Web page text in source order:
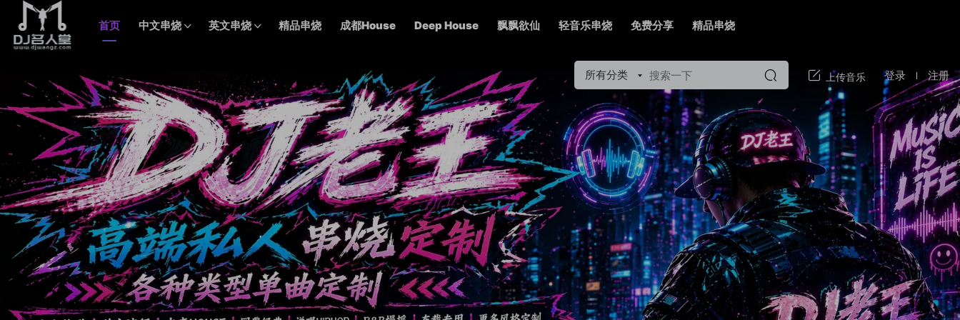
首页 中文串烧 英文串烧 精品串烧 成都House Deep House 飘飘欲仙 轻音乐串烧 免费分享 精品串烧
所有分类 登录 注册